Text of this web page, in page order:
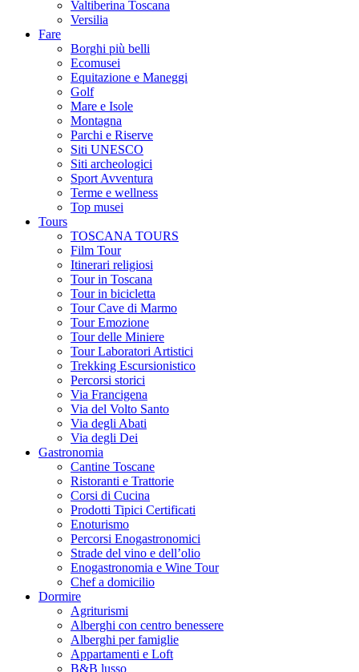
Valtiberina Toscana
Versilia
Fare
Borghi più belli
Ecomusei
Equitazione e Maneggi
Golf
Mare e Isole
Montagna
Parchi e Riserve
Siti UNESCO
Siti archeologici
Sport Avventura
Terme e wellness
Top musei
Tours
TOSCANA TOURS
Film Tour
Itinerari religiosi
Tour in Toscana
Tour in bicicletta
Tour Cave di Marmo
Tour Emozione
Tour delle Miniere
Tour Laboratori Artistici
Trekking Escursionistico
Percorsi storici
Via Francigena
Via del Volto Santo
Via degli Abati
Via degli Dei
Gastronomia
Cantine Toscane
Ristoranti e Trattorie
Corsi di Cucina
Prodotti Tipici Certificati
Enoturismo
Percorsi Enogastronomici
Strade del vino e dell’olio
Enogastronomia e Wine Tour
Chef a domicilio
Dormire
Agriturismi
Alberghi con centro benessere
Alberghi per famiglie
Appartamenti e Loft
B&B lusso